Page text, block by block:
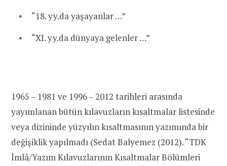
“18. yy.da yaşayanlar …”
“XI. yy.da dünyaya gelenler …”
1965 – 1981 ve 1996 – 2012 tarihleri arasında
yayımlanan bütün kılavuzların kısaltmalar listesinde
veya dizininde yüzyılın kısaltmasının yazımında bir
değişiklik yapılmadı (Sedat Balyemez (2012). “TDK
İmlâ/Yazım Kılavuzlarının Kısaltmalar Bölümleri